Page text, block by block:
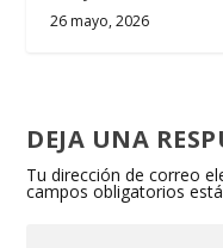
26 mayo, 2026
DEJA UNA
Tu dirección de correo
campos obligatorios